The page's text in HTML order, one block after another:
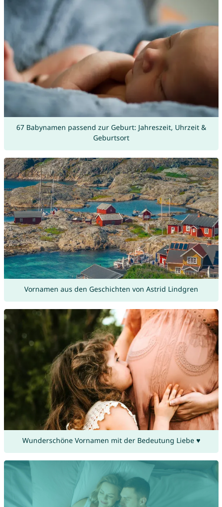
67 Babynamen passend zur Geburt: Jahreszeit, Uhrzeit &
Geburtsort
Vornamen aus den Geschichten von Astrid Lindgren
Wunderschöne Vornamen mit der Bedeutung Liebe ♥